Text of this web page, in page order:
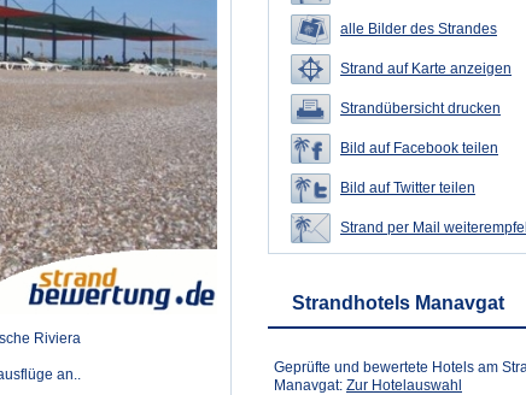
Riviera
an..
alle Bilder des Strandes
Strand auf Karte anzeigen
Strandübersicht drucken
Bild auf Facebook teilen
Bild auf Twitter teilen
Strand per Mail
Strandhotels Manavgat
Geprüfte und bewertete Hotels am
Manavgat: Zur Hotelauswahl